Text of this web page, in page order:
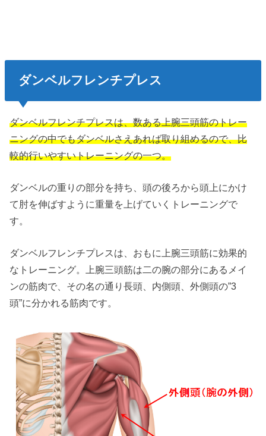
ダンベルフレンチプレス
ダンベルフレンチプレスは、数ある上腕三頭筋のトレー
ニングの中でもダンベルさえあれば取り組めるので、比
較的行いやすいトレーニングの一つ。
ダンベルの重りの部分を持ち、頭の後ろから頭上にかけ
て肘を伸ばすように重量を上げていくトレーニングで
す。
ダンベルフレンチプレスは、おもに上腕三頭筋に効果的
なトレーニング。上腕三頭筋は二の腕の部分にあるメイ
ンの筋肉で、その名の通り長頭、内側頭、外側頭の”3
頭”に分かれる筋肉です。